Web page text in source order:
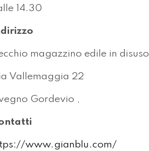
14.30
magazzino edile in disuso
Vallemaggia 22
Gordevio ,
www.gianblu.com/